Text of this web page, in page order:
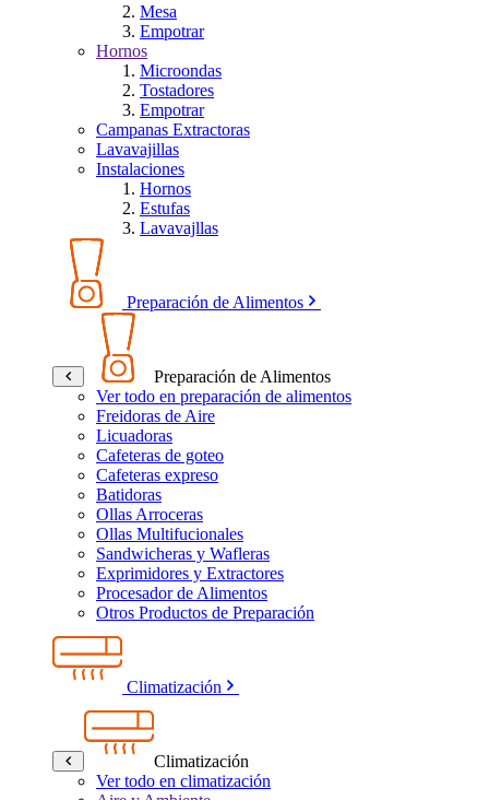
Mesa
Empotrar
Hornos
Microondas
Tostadores
Empotrar
Campanas Extractoras
Lavavajillas
Instalaciones
Hornos
Estufas
Lavavajllas
Preparación de Alimentos
Preparación de Alimentos
Ver todo en preparación de alimentos
Freidoras de Aire
Licuadoras
Cafeteras de goteo
Cafeteras expreso
Batidoras
Ollas Arroceras
Ollas Multifucionales
Sandwicheras y Wafleras
Exprimidores y Extractores
Procesador de Alimentos
Otros Productos de Preparación
Climatización
Climatización
Ver todo en climatización